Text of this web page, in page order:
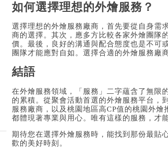
如何選擇理想的外燴服務？
選擇理想的外燴服務廠商，首先要從自身需
商的選擇。其次，應多方比較各家外燴團隊
價。最後，良好的溝通與配合態度也是不可
團隊才能應對自如。選擇合適的外燴服務廠
結語
在外燴服務領域，「服務」二字蘊含了無限
的累積。從聚會活動首選的外燴服務平台 ，到
服務廠商 ，以及 桃園地區高CP值的桃園外燴
都體現著專業與用心。唯有這樣的服務，才
期待您在選擇外燴服務時，能找到那份最貼
歡的美好時刻。